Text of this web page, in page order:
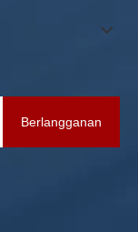
Berlangganan